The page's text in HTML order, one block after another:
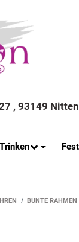
, 93149
BUNTE RAHMEN